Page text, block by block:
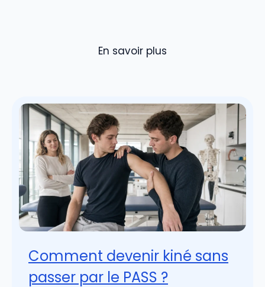
En savoir plus
Comment devenir kiné sans
passer par le PASS ?